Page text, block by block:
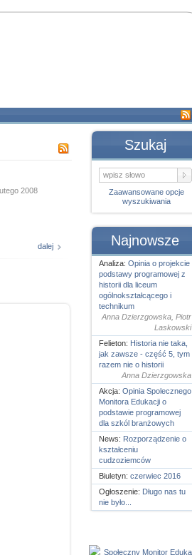
2008
dalej
Szukaj
Zaawansowane opcje
wyszukiwania
Najnowsze
Analiza: Opinia o projekcie
podstawy programowej z
historii dla liceum
ogólnokształcącego i
technikum
Anna Dzierzgowska, Piotr
Laskowski
Felieton: Historia nie taka,
jak zawsze - część 5, tym
razem nie o historii
Anna Dzierzgowska
Akcja: Opinia Spolecznego
Monitora Edukacji o
podstawie programowej
dla szkól branżowych
News: Rozporządzenie o
kształceniu
cudzoziemców
Biuletyn: czerwiec 2016
Ogłoszenie: Długo nas tu
nie było...